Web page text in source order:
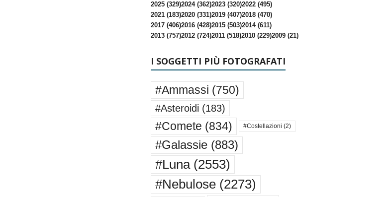
2025 (329)2024 (362)2023 (320)2022 (495)
2021 (183)2020 (331)2019 (407)2018 (470)
2017 (406)2016 (428)2015 (503)2014 (611)
2013 (757)2012 (724)2011 (518)2010 (229)2009 (21)
I SOGGETTI PIÙ FOTOGRAFATI
#Ammassi (750)
#Asteroidi (183)
#Comete (834) #Costellazioni (2)
#Galassie(883)
#Luna(2553)
#Nebulose(2273)